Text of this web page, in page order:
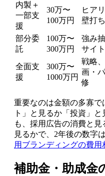
内製＋
一部支
援
30万〜
100万円
ヒア
壁打ち
部分委
託
100万〜
300万円
強み
サイ
全面支
援
300万〜
1000万円
戦略
画・
修
重要なのは金額の多寡で
ト」と見るか「投資」
も、採用広告の消費と
見るかで、2年後の数字
用ブランディングの費用
補助金・助成金